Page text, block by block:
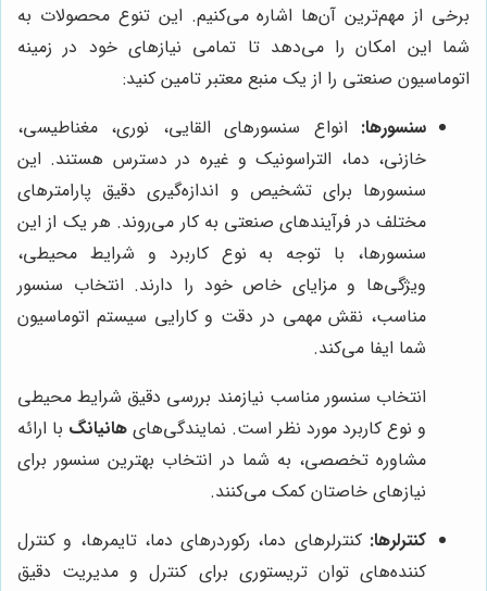
برخی از مهم‌ترین آن‌ها اشاره می‌کنیم. این تنوع محصولات به
شما این امکان را می‌دهد تا تمامی نیازهای خود در زمینه
اتوماسیون صنعتی را از یک منبع معتبر تامین کنید:
سنسورها: انواع سنسورهای القایی، نوری، مغناطیسی،
خازنی، دما، التراسونیک و غیره در دسترس هستند. این
سنسورها برای تشخیص و اندازه‌گیری دقیق پارامترهای
مختلف در فرآیندهای صنعتی به کار می‌روند. هر یک از این
سنسورها، با توجه به نوع کاربرد و شرایط محیطی،
ویژگی‌ها و مزایای خاص خود را دارند. انتخاب سنسور
مناسب، نقش مهمی در دقت و کارایی سیستم اتوماسیون
شما ایفا می‌کند.
انتخاب سنسور مناسب نیازمند بررسی دقیق شرایط محیطی
و نوع کاربرد مورد نظر است. نمایندگی‌های هانیانگ با ارائه
مشاوره تخصصی، به شما در انتخاب بهترین سنسور برای
نیازهای خاصتان کمک می‌کنند.
کنترلرها: کنترلرهای دما، رکوردرهای دما، تایمرها، و کنترل
کننده‌های توان تریستوری برای کنترل و مدیریت دقیق